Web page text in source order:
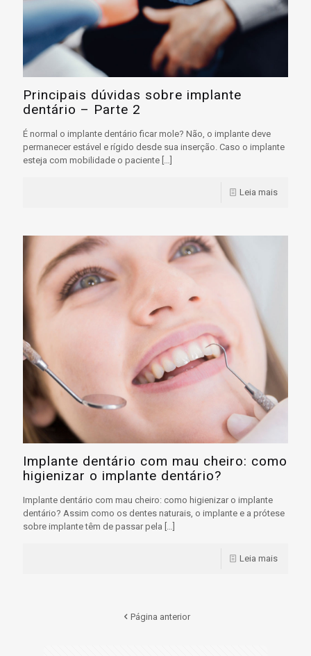
Principais dúvidas sobre implante
dentário – Parte 2
É normal o implante dentário ficar mole? Não, o implante deve
permanecer estável e rígido desde sua inserção. Caso o implante
esteja com mobilidade o paciente […]
Leia mais
Implante dentário com mau cheiro: como
higienizar o implante dentário?
Implante dentário com mau cheiro: como higienizar o implante
dentário? Assim como os dentes naturais, o implante e a prótese
sobre implante têm de passar pela […]
Leia mais
Página anterior